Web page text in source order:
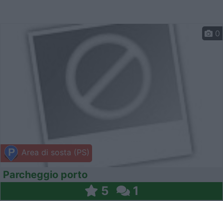
Area di sosta (PS)
0
Parcheggio porto
5 1